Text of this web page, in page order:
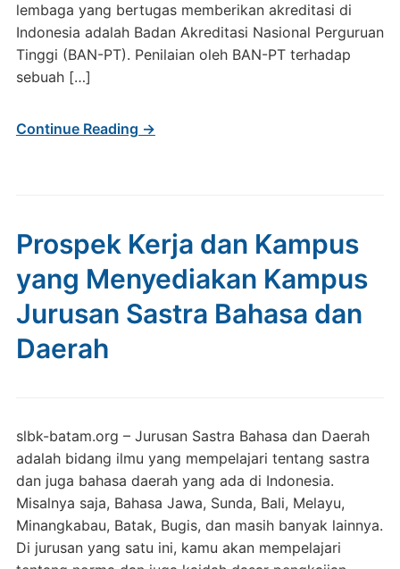
lembaga yang bertugas memberikan akreditasi di
Indonesia adalah Badan Akreditasi Nasional Perguruan
Tinggi (BAN-PT). Penilaian oleh BAN-PT terhadap
sebuah […]
Continue Reading →
Prospek Kerja dan Kampus
yang Menyediakan Kampus
Jurusan Sastra Bahasa dan
Daerah
slbk-batam.org – Jurusan Sastra Bahasa dan Daerah
adalah bidang ilmu yang mempelajari tentang sastra
dan juga bahasa daerah yang ada di Indonesia.
Misalnya saja, Bahasa Jawa, Sunda, Bali, Melayu,
Minangkabau, Batak, Bugis, dan masih banyak lainnya.
Di jurusan yang satu ini, kamu akan mempelajari